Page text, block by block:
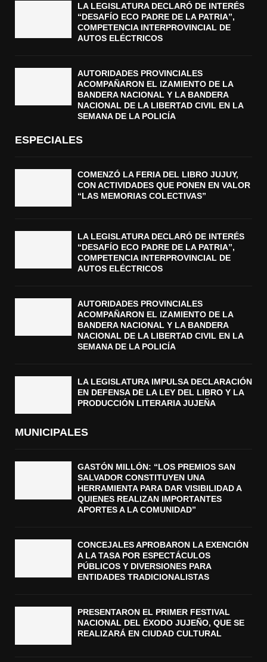
LA LEGISLATURA DECLARÓ DE INTERÉS
“DESAFÍO ECO PADRE DE LA PATRIA”,
COMPETENCIA INTERPROVINCIAL DE
AUTOS ELÉCTRICOS
AUTORIDADES PROVINCIALES
ACOMPAÑARON EL IZAMIENTO DE LA
BANDERA NACIONAL Y LA BANDERA
NACIONAL DE LA LIBERTAD CIVIL EN LA
SEMANA DE LA POLICÍA
ESPECIALES
COMENZÓ LA FERIA DEL LIBRO JUJUY,
CON ACTIVIDADES QUE PONEN EN VALOR
“LAS MEMORIAS COLECTIVAS”
LA LEGISLATURA DECLARÓ DE INTERÉS
“DESAFÍO ECO PADRE DE LA PATRIA”,
COMPETENCIA INTERPROVINCIAL DE
AUTOS ELÉCTRICOS
AUTORIDADES PROVINCIALES
ACOMPAÑARON EL IZAMIENTO DE LA
BANDERA NACIONAL Y LA BANDERA
NACIONAL DE LA LIBERTAD CIVIL EN LA
SEMANA DE LA POLICÍA
LA LEGISLATURA IMPULSA DECLARACIÓN
EN DEFENSA DE LA LEY DEL LIBRO Y LA
PRODUCCIÓN LITERARIA JUJEÑA
MUNICIPALES
GASTÓN MILLÓN: “LOS PREMIOS SAN
SALVADOR CONSTITUYEN UNA
HERRAMIENTA PARA DAR VISIBILIDAD A
QUIENES REALIZAN IMPORTANTES
APORTES A LA COMUNIDAD”
CONCEJALES APROBARON LA EXENCIÓN
A LA TASA POR ESPECTÁCULOS
PÚBLICOS Y DIVERSIONES PARA
ENTIDADES TRADICIONALISTAS
PRESENTARON EL PRIMER FESTIVAL
NACIONAL DEL ÉXODO JUJEÑO, QUE SE
REALIZARÁ EN CIUDAD CULTURAL